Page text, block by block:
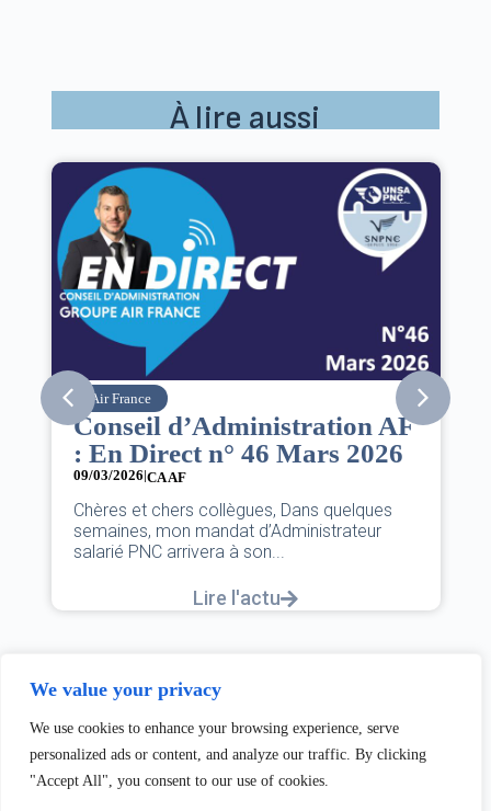
We value your privacy
We use cookies to enhance your browsing experience, serve
personalized ads or content, and analyze our traffic. By clicking
"Accept All", you consent to our use of cookies.
À lire aussi
Air France
Conseil d’Administration AF
: En Direct n° 46 Mars 2026
09/03/2026|CA AF
Chères et chers collègues, Dans quelques
semaines, mon mandat d’Administrateur
salarié PNC arrivera à son...
Lire l'actu